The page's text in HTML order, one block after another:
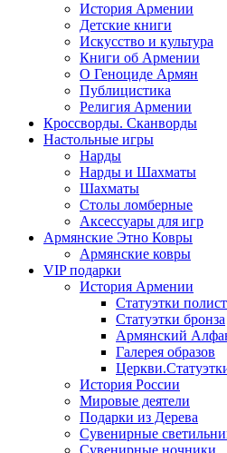
История Армении
Детские книги
Иcкусство и культура
Книги об Армении
О Геноциде Армян
Публицистика
Религия Армении
Кроссворды. Сканворды
Настольные игры
Нарды
Нарды и Шахматы
Шахматы
Столы ломберные
Аксессуары для игр
Армянские Этно Ковры
Армянские ковры
VIP подарки
История Армении
Статуэтки
Статуэтки бронза
Армянский
Галерея образов
История России
Мировые деятели
Подарки из Дерева
Сувенирные
Сувенирные ночники